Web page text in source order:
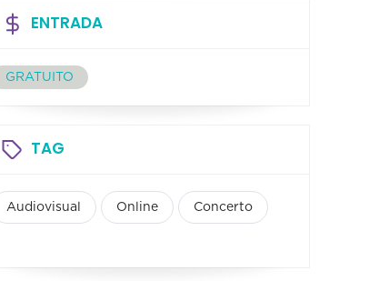
ENTRADA
GRATUITO
TAG
Audiovisual Online Concerto